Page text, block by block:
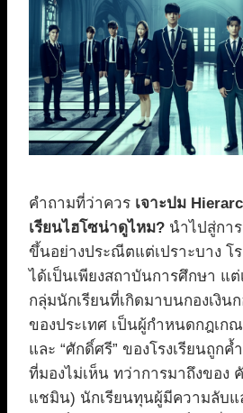
คำถามที่ว่าควร เจาะปม
เรียนไฮโซน่าดูไหม? นำไปสู่กา
ขึ้นอย่างประณีตแต่เปราะบาง โ
ได้เป็นเพียงสถาบันการศึกษา แ
กลุ่มนักเรียนที่เกิดมาบนกองเงินก
ของประเทศ เป็นผู้กำหนดกฎเก
และ “ศักดิ์ศรี” ของโรงเรียนถูก
ที่มองไม่เห็น ทว่าการมาถึงของ
แชมิน) นักเรียนทุนผู้มีความลับ